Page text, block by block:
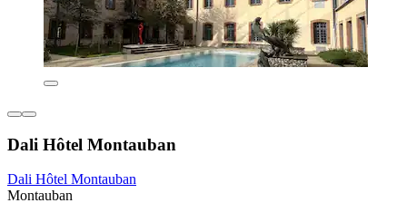
Dali Hôtel Montauban
Dali Hôtel Montauban
Montauban